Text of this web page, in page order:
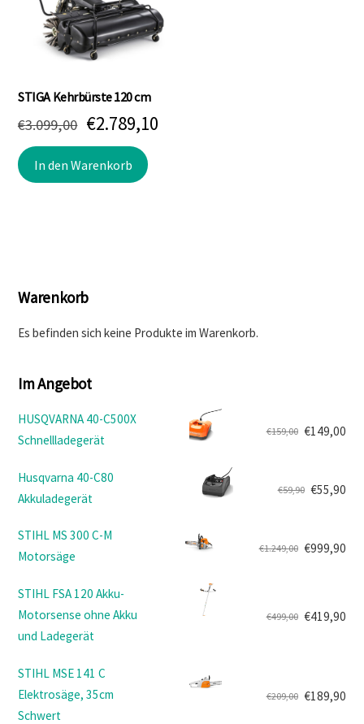
STIGA Kehrbürste 120 cm
€3.099,00 Ursprünglicher
Preis
war:
€2.789,10Aktueller
In den Warenkorb
Warenkorb
Es befinden sich keine Produkte im Warenkorb.
Im Angebot
HUSQVARNA 40-C500X
Schnellladegerät
€159,00
Ursprünglicher
war:
€159,00
€149,00
Aktueller
ist:
€149,00.
Husqvarna 40-C80
Akkuladegerät
€59,90
Ursprünglicher
war:
€59,90
€55,90
Aktueller
ist:
€55,90.
STIHL MS 300 C-M
Motorsäge
€1.249,00
Ursprünglicher
war:
€1.249,00
€999,90
Aktueller
ist:
€999,90.
STIHL FSA 120 Akku-
Motorsense ohne Akku
und Ladegerät
€499,00
war:
€499,00
€419,90
ist:
€419,90.
STIHL MSE 141 C
Elektrosäge, 35cm
Schwert
€209,00
Ursprünglicher
€189,90